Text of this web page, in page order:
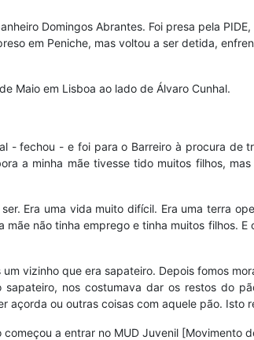
Domingos Abrantes. Foi presa pela
em Peniche, mas voltou a ser detida,
Maio em Lisboa ao lado de Álvaro Cunhal.
- fechou - e foi para o Barreiro à procura de
a minha mãe tivesse tido muitos filhos,
Era uma vida muito difícil. Era uma terra
não tinha emprego e tinha muitos filhos.
vizinho que era sapateiro. Depois fomos
nos costumava dar os restos do
açorda ou outras coisas com aquele pão. Isto
a entrar no MUD Juvenil [Movimento